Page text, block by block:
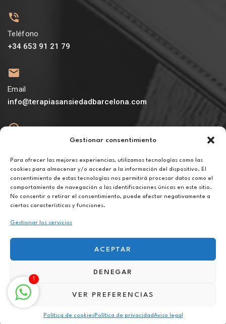
Gestionar consentimiento
Para ofrecer las mejores experiencias, utilizamos tecnologías como las
cookies para almacenar y/o acceder a la información del dispositivo. El
consentimiento de estas tecnologías nos permitirá procesar datos como el
comportamiento de navegación o las identificaciones únicas en este sitio.
No consentir o retirar el consentimiento, puede afectar negativamente a
ciertas características y funciones.
Gestionar los servicios
ACEPTAR
DENEGAR
VER PREFERENCIAS
Política de cookiesPolítica de privacidadAviso legal
Teléfono
+34 653 91 21 79
Email
info@terapiasansiedadbarcelona.com
De lunes a viernes de 10h a 20h
Aviso legal
Política de privacidad
Política de cookies
Terapia contra fobias en Cervelló
1